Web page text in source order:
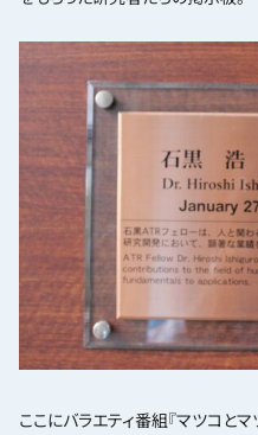
ここにバラエティ番組『マツコと